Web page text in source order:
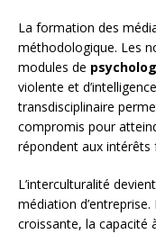
La formation des
méthodologique. Les
modules de
violente et
transdisciplinaire
compromis pour
répondent aux intérêts
L’interculturalité
médiation
croissante, la capacité